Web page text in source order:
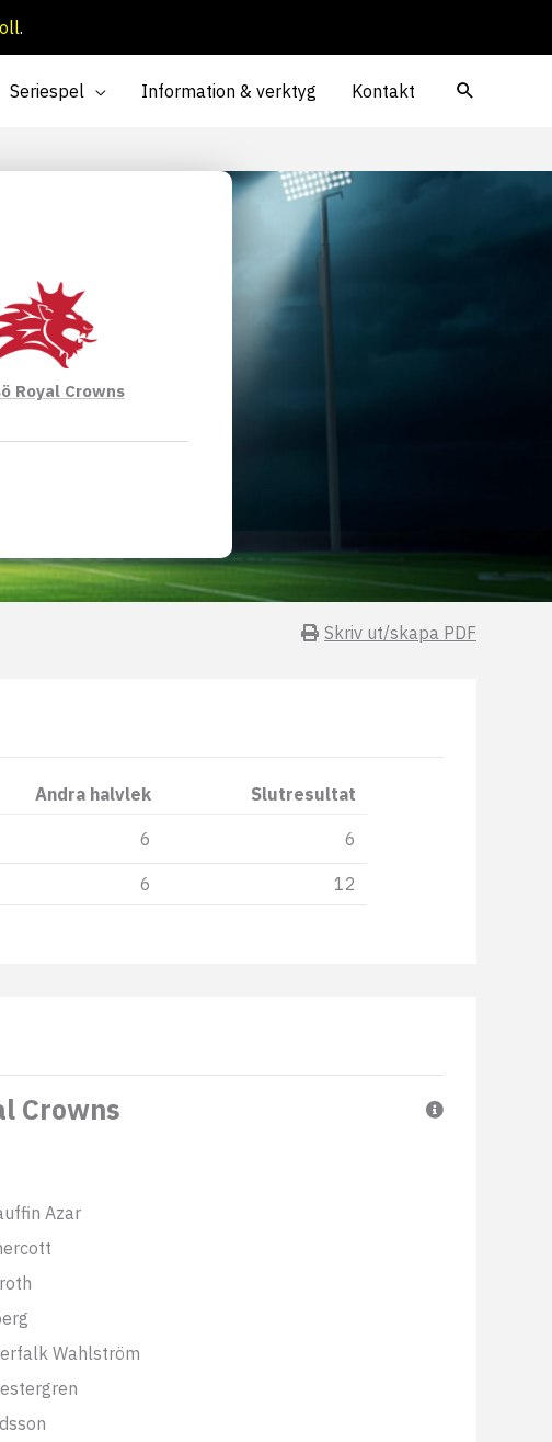
.
Seriespel Information & verktyg Kontakt
Royal Crowns
Skriv ut/skapa PDF
Andra halvlek
Slutresultat
6 6
6 12
Crowns
Azar
Wahlström